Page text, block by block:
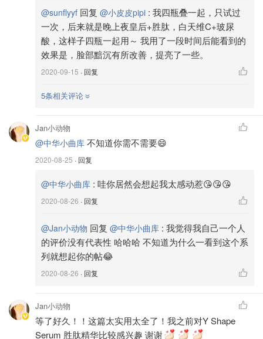
做过详细的众测晒货贴~
官方功能：重塑肌能平衡，一夜告别暗黄肌。
官方给出的使用步骤是作为后续功效精华之前使用，这样看
甘醇酸是果酸活肤治疗中最常使用的果酸。这一瓶其实
就是常用的刷酸精华配上润肤油。成分也没什么特别的。
@sunflyyf 回复 @小皮皮pipi : 我四瓶叠一起，只试过
一次，后来就是晚上夜皇后+胜肽，白天维C+玻尿
酸，这样子四瓶一起用～ 我用了一段时间后能看到的
效果是，脸部黯沉有所改善，提亮了一些。
2020-09-15 · 回复
5条相关评论
Jan小动物
@中华小曲库 不知道你需不需要😄
2020-08-25 · 回复
@中华小曲库 : 哇你居然会想起我太感动惹😘😘😘
2020-08-26 · 回复
@Jan小动物 回复 @中华小曲库 : 我觉得我自己一个人
的评价没有代表性 哈哈哈 不知道为什么一看到这个系
列就想起你的帖😂
2020-08-26 · 回复
Jan小动物
等了好久！！这篇太实用太全了！我之前对Y Shape
Serum 胜肽精华比较感兴趣 谢谢